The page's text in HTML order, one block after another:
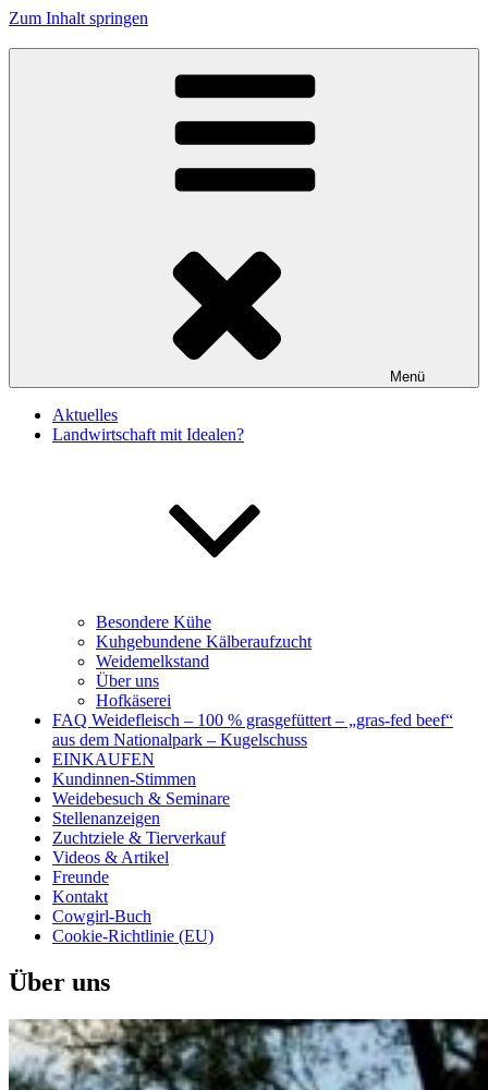
Zum Inhalt springen
Das Wesen der Kuh achten
Menü
Aktuelles
Landwirtschaft mit Idealen?
Besondere Kühe
Kuhgebundene Kälberaufzucht
Weidemelkstand
Über uns
Hofkäserei
FAQ Weidefleisch – 100 % grasgefüttert – „gras-fed beef“
aus dem Nationalpark – Kugelschuss
EINKAUFEN
Kundinnen-Stimmen
Weidebesuch & Seminare
Stellenanzeigen
Zuchtziele & Tierverkauf
Videos & Artikel
Freunde
Kontakt
Cowgirl-Buch
Cookie-Richtlinie (EU)
Über uns